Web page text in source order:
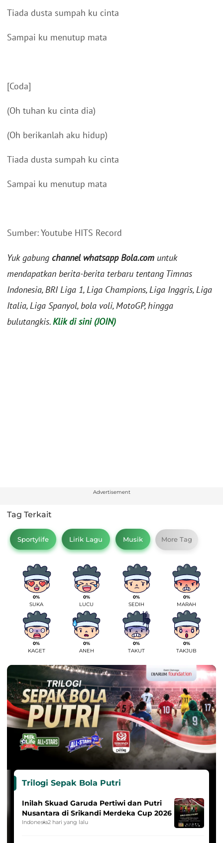
Tiada dusta sumpah ku cinta
Sampai ku menutup mata
[Coda]
(Oh tuhan ku cinta dia)
(Oh berikanlah aku hidup)
Tiada dusta sumpah ku cinta
Sampai ku menutup mata
Sumber: Youtube HITS Record
Yuk gabung channel whatsapp Bola.com untuk
mendapatkan berita-berita terbaru tentang Timnas
Indonesia, BRI Liga 1, Liga Champions, Liga Inggris, Liga
Italia, Liga Spanyol, bola voli, MotoGP, hingga
bulutangkis.Klik di sini (JOIN)
Advertisement
Tag Terkait
Sportylife Lirik Lagu Musik More Tag
0%
SUKA
0%
LUCU
0%
SEDIH
0%
MARAH
0%
KAGET
0%
ANEH
0%
TAKUT
0%
TAKJUB
Trilogi Sepak Bola Putri
Inilah Skuad Garuda Pertiwi dan Putri
Nusantara di Srikandi Merdeka Cup 2026
Indonesia2 hari yang lalu